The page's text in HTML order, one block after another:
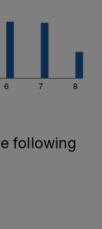
6 7 8
following